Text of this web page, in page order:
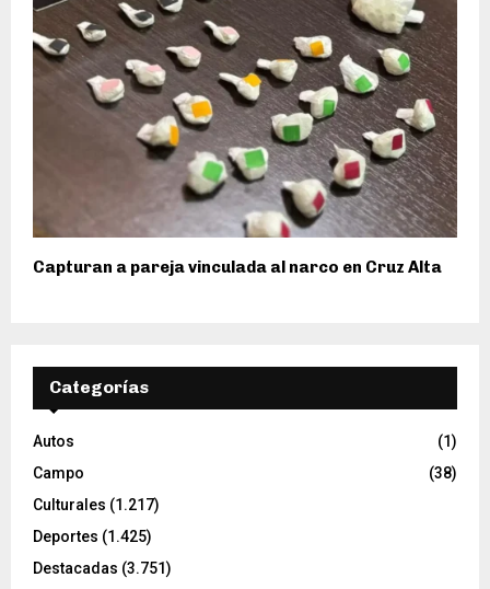
Capturan a pareja vinculada al narco en Cruz Alta
Categorías
Autos
(1)
Campo
(38)
Culturales (1.217)
Deportes (1.425)
Destacadas (3.751)